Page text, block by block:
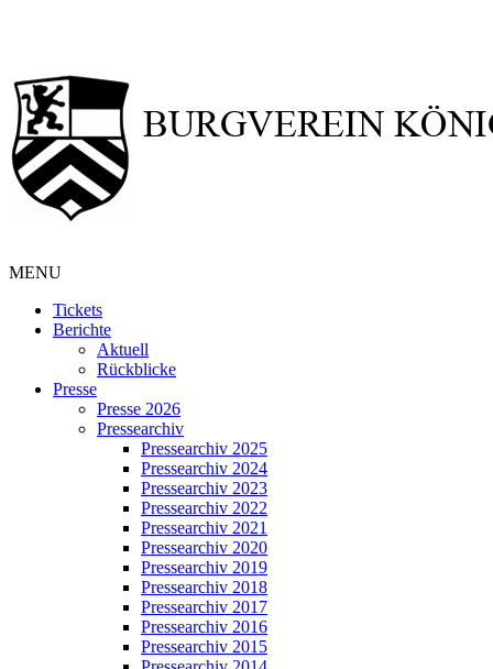
MENU
Tickets
Berichte
Aktuell
Rückblicke
Presse
Presse 2026
Pressearchiv
Pressearchiv 2025
Pressearchiv 2024
Pressearchiv 2023
Pressearchiv 2022
Pressearchiv 2021
Pressearchiv 2020
Pressearchiv 2019
Pressearchiv 2018
Pressearchiv 2017
Pressearchiv 2016
Pressearchiv 2015